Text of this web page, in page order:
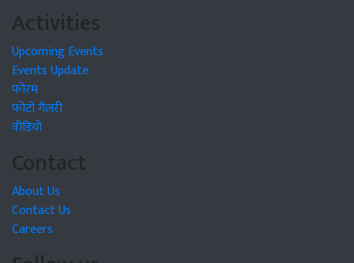
Activities
Upcoming Events
Events Update
फोरम
फोटो गैलरी
वीडियो
Contact
About Us
Contact Us
Careers